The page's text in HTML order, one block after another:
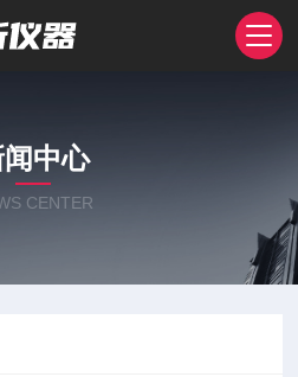
中心
CENTER